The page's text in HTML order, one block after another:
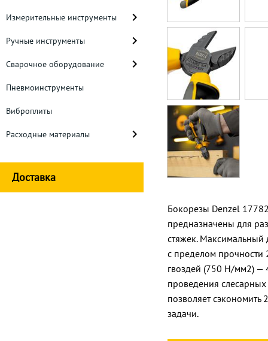
Измерительные инструменты
Ручные инструменты
Сварочное оборудование
Пневмоинструменты
Виброплиты
Расходные материалы
Доставка
Бокорезы Denzel
предназначены для
стяжек.
с пределом прочности
гвоздей (750 Н/мм2) —
проведения
позволяет
задачи.